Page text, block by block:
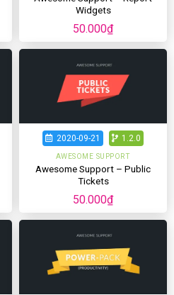
Widgets
50.000₫
2020-09-21 1.2.0
AWESOME SUPPORT
Awesome Support – Public
Tickets
50.000₫